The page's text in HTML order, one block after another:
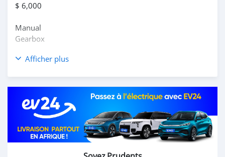
$ 6,000
Manual
Gearbox
5-Speed
Contact Us :
Tel +16132081324
WhatssAPP +16132081324
(marketanginc@gmail.com)
Afficher plus